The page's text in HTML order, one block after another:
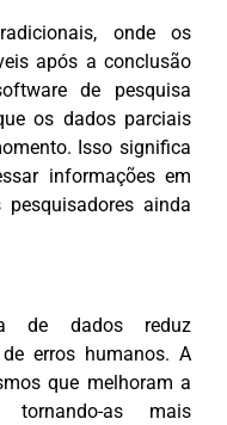
onde os
após a conclusão
de pesquisa
os dados parciais
Isso significa
informações em
ainda
de dados reduz
erros humanos. A
que melhoram a
tornando-as mais